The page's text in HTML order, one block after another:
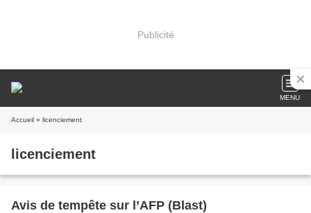
Publicité
MENU
Accueil » licenciement
licenciement
Avis de tempête sur l’AFP (Blast)